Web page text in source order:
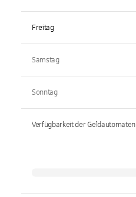
Freitag
Samstag
Sonntag
Verfügbarkeit der Geldautomaten